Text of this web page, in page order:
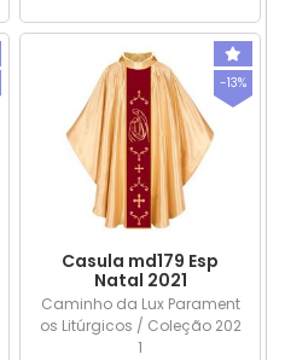
-13%
Casula md179 Esp
Natal 2021
Caminho da Lux Parament
os Litúrgicos / Coleção 202
1